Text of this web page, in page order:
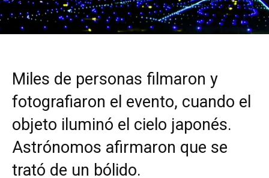
Miles de personas filmaron y
fotografiaron el evento, cuando el
objeto iluminó el cielo japonés.
Astrónomos afirmaron que se
trató de un bólido.